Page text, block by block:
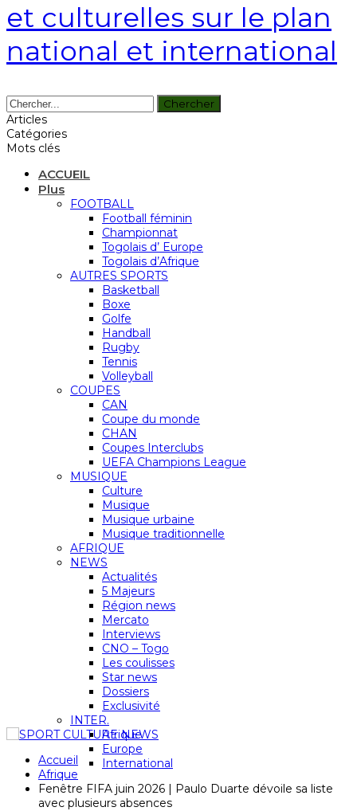
et culturelles sur le plan
national et international
Articles
Catégories
Mots clés
ACCUEIL
Plus
FOOTBALL
Football féminin
Championnat
Togolais d’ Europe
Togolais d’Afrique
AUTRES SPORTS
Basketball
Boxe
Golfe
Handball
Rugby
Tennis
Volleyball
COUPES
CAN
Coupe du monde
CHAN
Coupes Interclubs
UEFA Champions League
MUSIQUE
Culture
Musique
Musique urbaine
Musique traditionnelle
AFRIQUE
NEWS
Actualités
5 Majeurs
Région news
Mercato
Interviews
CNO – Togo
Les coulisses
Star news
Dossiers
Exclusivité
INTER.
Afrique
Europe
International
Accueil
Afrique
Fenêtre FIFA juin 2026 | Paulo Duarte dévoile sa liste
avec plusieurs absences